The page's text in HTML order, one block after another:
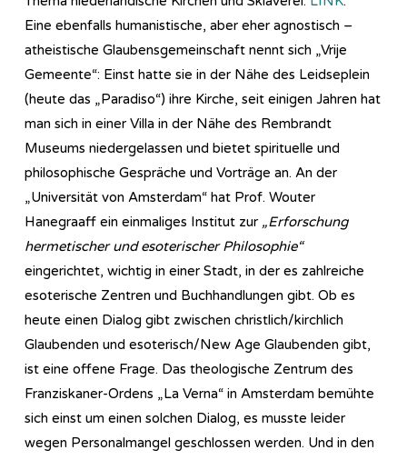
Eine ebenfalls humanistische, aber eher agnostisch –
atheistische Glaubensgemeinschaft nennt sich „Vrije
Gemeente“: Einst hatte sie in der Nähe des Leidseplein
(heute das „Paradiso“) ihre Kirche, seit einigen Jahren hat
man sich in einer Villa in der Nähe des Rembrandt
Museums niedergelassen und bietet spirituelle und
philosophische Gespräche und Vorträge an. An der
„Universität von Amsterdam“ hat Prof. Wouter
Hanegraaff ein einmaliges Institut zur „Erforschung
hermetischer und esoterischer Philosophie“
eingerichtet, wichtig in einer Stadt, in der es zahlreiche
esoterische Zentren und Buchhandlungen gibt. Ob es
heute einen Dialog gibt zwischen christlich/kirchlich
Glaubenden und esoterisch/New Age Glaubenden gibt,
ist eine offene Frage. Das theologische Zentrum des
Franziskaner-Ordens „La Verna“ in Amsterdam bemühte
sich einst um einen solchen Dialog, es musste leider
wegen Personalmangel geschlossen werden. Und in den